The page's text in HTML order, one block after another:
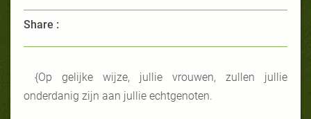
Share :
{Op gelijke wijze, jullie vrouwen, zullen jullie
onderdanig zijn aan jullie echtgenoten.